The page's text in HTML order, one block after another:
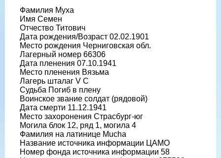
Фамилия Муха
Имя Семен
Отчество Титович
Дата рождения/Возраст 02.02.1901
Место рождения Черниговская обл.
Лагерный номер 66306
Дата пленения 07.10.1941
Место пленения Вязьма
Лагерь шталаг V C
Судьба Погиб в плену
Воинское звание солдат (рядовой)
Дата смерти 11.12.1941
Место захоронения Страсбург-юг
Могила блок 12, ряд 1, могила 4
Фамилия на латинице Mucha
Название источника информации ЦАМО
Номер фонда источника информации 58